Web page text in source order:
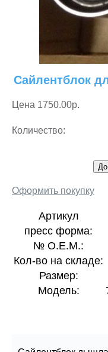
Сайлентблок
Цена 1750.00р.
Количество:
Оформить покупку
Артикул
пресс форма:
№ О.Е.М.:
Кол-во на складе:
Размер:
Модель: